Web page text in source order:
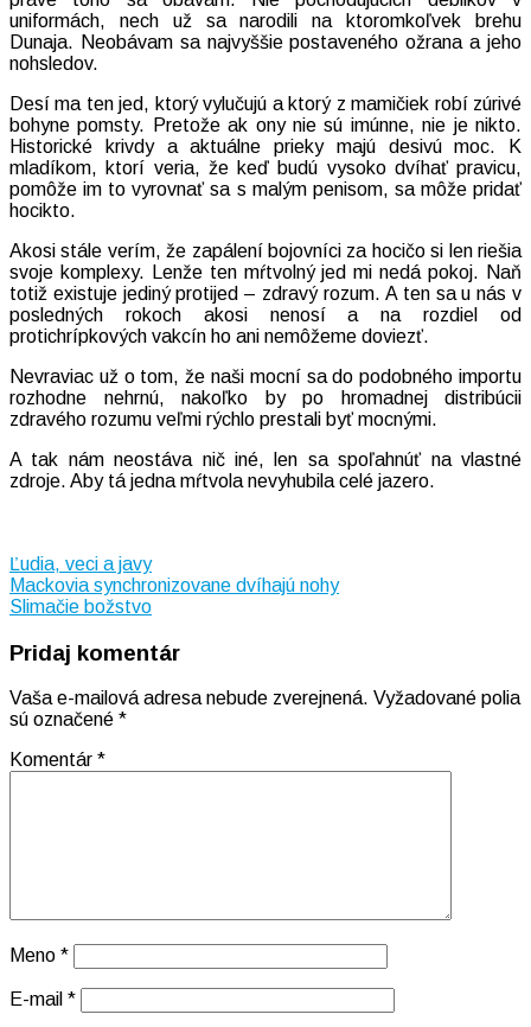
uniformách, nech už sa narodili na ktoromkoľvek brehu
Dunaja. Neobávam sa najvyššie postaveného ožrana a jeho
nohsledov.
Desí ma ten jed, ktorý vylučujú a ktorý z mamičiek robí zúrivé
bohyne pomsty. Pretože ak ony nie sú imúnne, nie je nikto.
Historické krivdy a aktuálne prieky majú desivú moc. K
mladíkom, ktorí veria, že keď budú vysoko dvíhať pravicu,
pomôže im to vyrovnať sa s malým penisom, sa môže pridať
hocikto.
Akosi stále verím, že zapálení bojovníci za hocičo si len riešia
svoje komplexy. Lenže ten mŕtvolný jed mi nedá pokoj. Naň
totiž existuje jediný protijed – zdravý rozum. A ten sa u nás v
posledných rokoch akosi nenosí a na rozdiel od
protichrípkových vakcín ho ani nemôžeme doviezť.
Nevraviac už o tom, že naši mocní sa do podobného importu
rozhodne nehrnú, nakoľko by po hromadnej distribúcii
zdravého rozumu veľmi rýchlo prestali byť mocnými.
A tak nám neostáva nič iné, len sa spoľahnúť na vlastné
zdroje. Aby tá jedna mŕtvola nevyhubila celé jazero.
Ľudia, veci a javy
Navigácia
v
článku
Mackovia synchronizovane dvíhajú nohy
Slimačie božstvo
Pridaj komentár
Vaša e-mailová adresa nebude zverejnená. Vyžadované polia
sú označené *
Komentár *
Meno *
E-mail *